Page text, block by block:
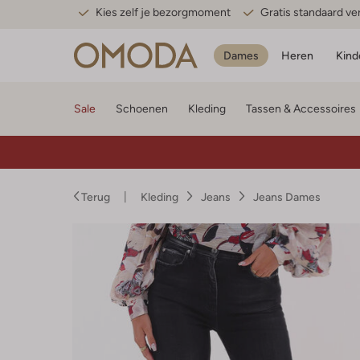
Kies zelf je bezorgmoment Gratis standaard
Dames Heren
Sale Schoenen Kleding Tassen & Accessoires
Terug Kleding Jeans Jeans Dames